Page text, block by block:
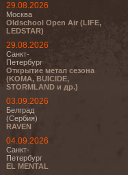
29.08.2026
Москва
Oldschool Open Air (LIFE,
LEDSTAR)
29.08.2026
Санкт-
Петербург
Открытие метал сезона
(KOMA, BUICIDE,
STORMLAND и др.)
03.09.2026
Белград
(Сербия)
RAVEN
04.09.2026
Санкт-
Петербург
EL MENTAL